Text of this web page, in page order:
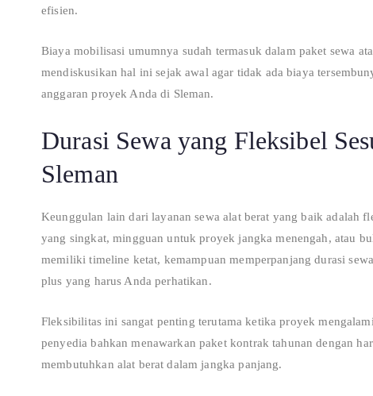
efisien.
Biaya mobilisasi umumnya sudah termasuk dalam paket sewa
mendiskusikan hal ini sejak awal agar tidak ada biaya
anggaran proyek Anda di Sleman.
Durasi Sewa yang Fleksibel
Sleman
Keunggulan lain dari layanan sewa alat berat yang baik adalah
yang singkat, mingguan untuk proyek jangka menengah, atau
memiliki timeline ketat, kemampuan memperpanjang durasi
plus yang harus Anda perhatikan.
Fleksibilitas ini sangat penting terutama ketika proyek
penyedia bahkan menawarkan paket kontrak tahunan dengan
membutuhkan alat berat dalam jangka panjang.